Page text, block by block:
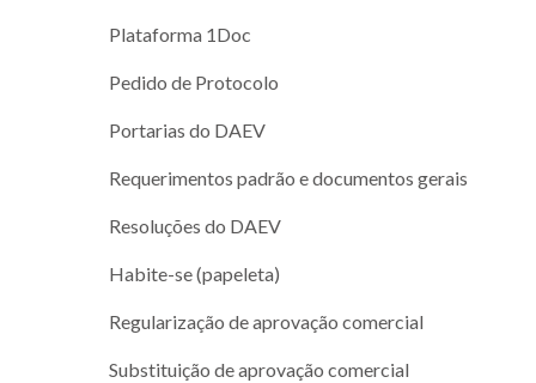
Plataforma 1Doc
Pedido de Protocolo
Portarias do DAEV
Requerimentos padrão e documentos gerais
Resoluções do DAEV
Habite-se (papeleta)
Regularização de aprovação comercial
Substituição de aprovação comercial